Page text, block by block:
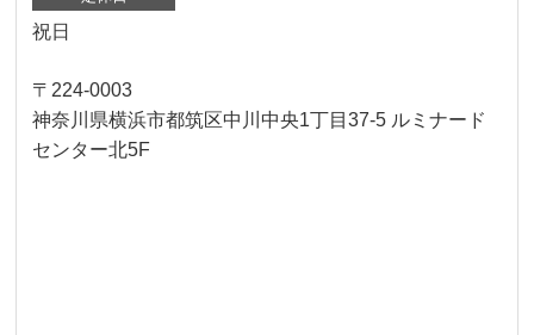
祝日
〒224-0003
神奈川県横浜市都筑区中川中央1丁目37-5 ルミナード
センター北5F